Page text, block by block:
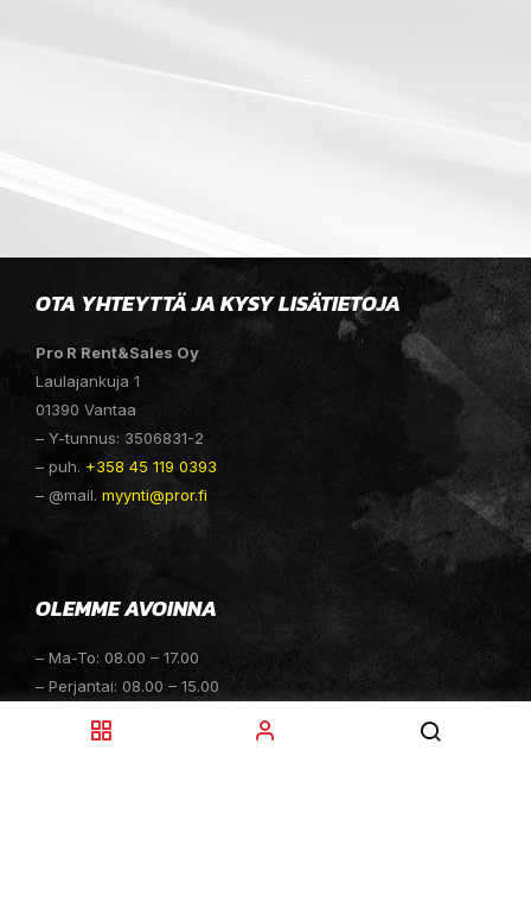
OTA YHTEYTTÄ JA KYSY LISÄTIETOJA
Pro R Rent&Sales Oy
Laulajankuja 1
01390 Vantaa
– Y-tunnus: 3506831-2
– puh. +358 45 119 0393
– @mail. myynti@pror.fi
OLEMME AVOINNA
– Ma-To: 08.00 – 17.00
– Perjantai: 08.00 – 15.00
– Sunnuntai: Suljettu